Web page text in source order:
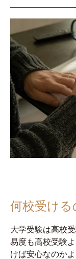
た英語独学法』
『大学入試 逆転
ロジェクト) 』（
井関 真大（い
何校受ける
大学受験は高校
易度も高校受験
けば安心なのか